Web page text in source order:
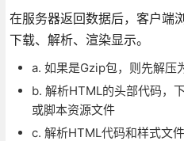
在服务器返回数据后，客户端
下载、解析、渲染显示。
a. 如果是Gzip包，则先解压
b. 解析HTML的头部代码，
或脚本资源文件
c. 解析HTML代码和样式文